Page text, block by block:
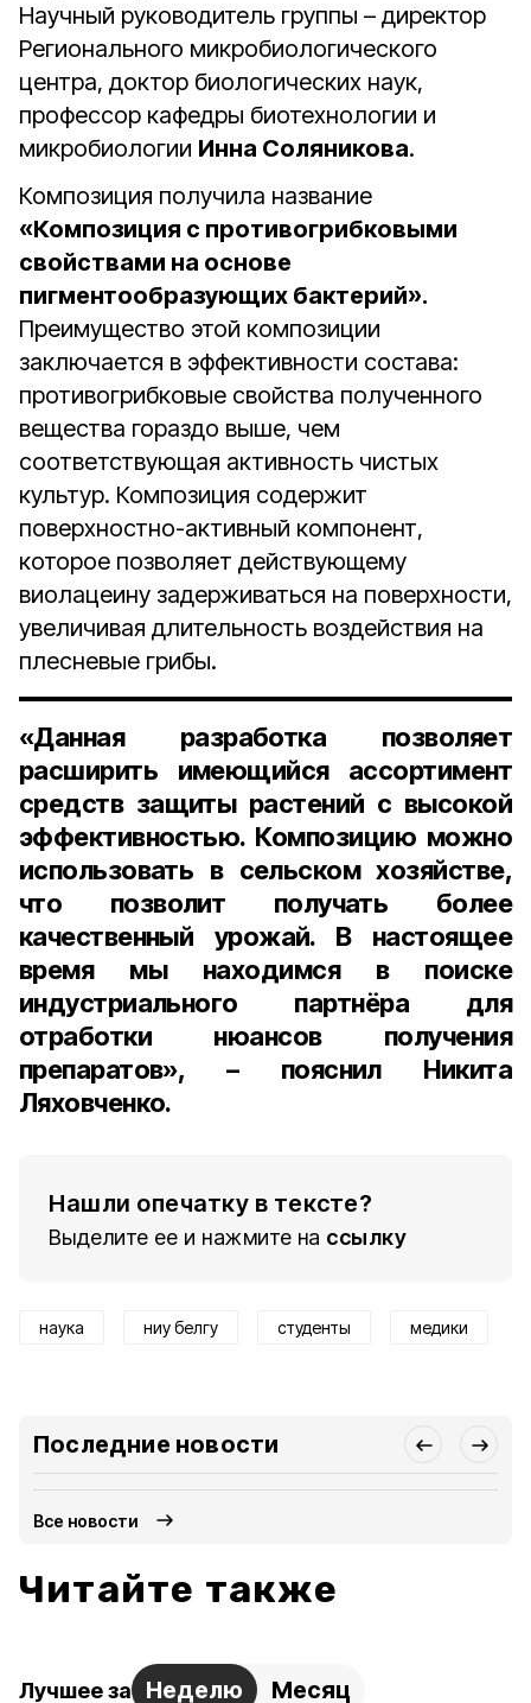
Научный руководитель группы – директор
Регионального микробиологического
центра, доктор биологических наук,
профессор кафедры биотехнологии и
микробиологии Инна Соляникова.
Композиция получила название
«Композиция с противогрибковыми
свойствами на основе
пигментообразующих бактерий».
Преимущество этой композиции
заключается в эффективности состава:
противогрибковые свойства полученного
вещества гораздо выше, чем
соответствующая активность чистых
культур. Композиция содержит
поверхностно-активный компонент,
которое позволяет действующему
виолацеину задерживаться на поверхности,
увеличивая длительность воздействия на
плесневые грибы.
«Данная разработка позволяет
расширить имеющийся ассортимент
средств защиты растений с высокой
эффективностью. Композицию можно
использовать в сельском хозяйстве,
что позволит получать более
качественный урожай. В настоящее
время мы находимся в поиске
индустриального партнёра для
отработки нюансов получения
препаратов», – пояснил Никита
Ляховченко.
Нашли опечатку в тексте?
Выделите ее и нажмите на ссылку
наука ниу белгу студенты медики
Последние новости
Все новости
Читайте также
Лучшее за Неделю Месяц